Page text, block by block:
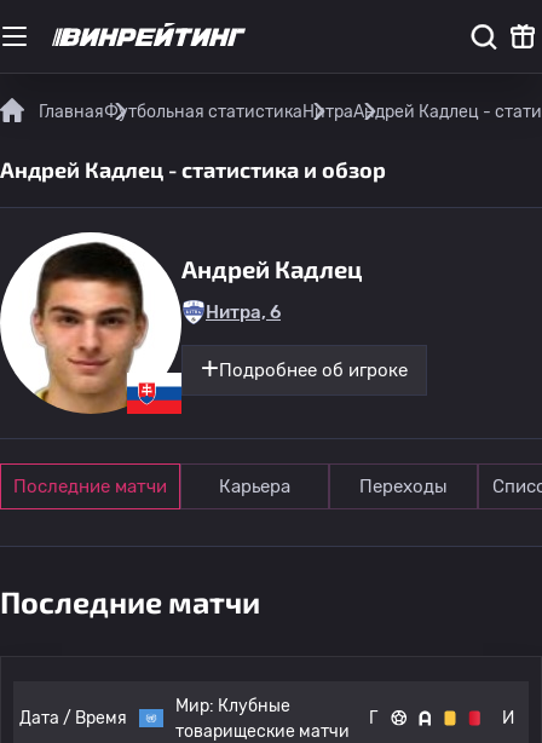
ГлавнаяФутбольная статистикаНитраАндрей Кадлец -
Андрей Кадлец - статистика и обзор
Андрей Кадлец
Нитра, 6
Подробнее об игроке
Последние матчи Карьера Переходы
Последние матчи
Дата / Время
Мир: Клубные
товарищеские матчи
Г И